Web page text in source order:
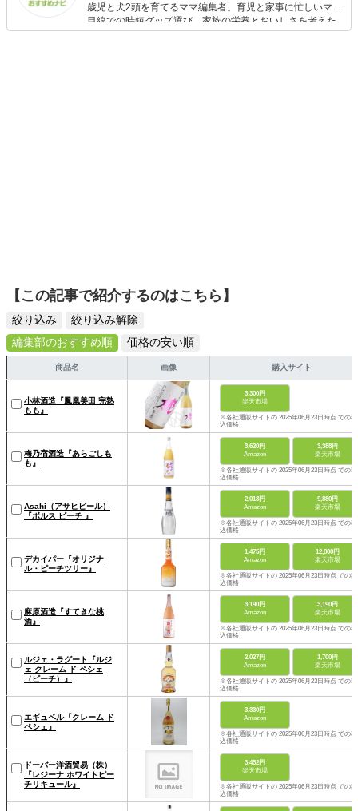
歳児と犬2頭を育てるママ編集者。育児と家事に忙しいママ
目線での時短グッズ選び、家族の栄養とおいしさを考えた
食品選び、束の間のリラックスタイムを楽しむためのスイ
【この記事で紹介するのはこちら】
絞り込み
絞り込み解除
編集部のおすすめ順
価格の安い順
商品名 画像 購入サイト
小林酒造『鳳凰美田 完熟
もも』
3,300円
楽天市場
※各社通販サイトの 2025年06月23日時点 での税
込価格
梅乃宿酒造『あらごしも
も』
3,620円
Amazon
3,388円
楽天市場
※各社通販サイトの 2025年06月23日時点 での税
込価格
Asahi（アサヒビール）
『ボルス ピーチ 』
2,013円
Amazon
9,880円
楽天市場
※各社通販サイトの 2025年06月23日時点 での税
込価格
デカイパー『オリジナ
ル・ピーチツリー』
1,475円
Amazon
12,800円
楽天市場
※各社通販サイトの 2025年06月23日時点 での税
込価格
麻原酒造『すてきな桃
酒』
3,190円
Amazon
3,190円
楽天市場
※各社通販サイトの 2025年06月23日時点 での税
込価格
ルジェ・ラグート『ルジ
ェ クレーム ド ペシェ
（ピーチ）』
2,027円
Amazon
1,700円
楽天市場
※各社通販サイトの 2025年06月23日時点 での税
込価格
エギュベル『クレーム ド
ペシェ』
3,330円
Amazon
※各社通販サイトの 2025年06月23日時点 での税
込価格
ドーバー洋酒貿易（株）
『レジーナ ホワイトピー
チリキュール』
3,452円
楽天市場
※各社通販サイトの 2025年06月23日時点 での税
込価格